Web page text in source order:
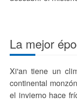
La mejor
Xi'an tiene un
continental
el invierno hace